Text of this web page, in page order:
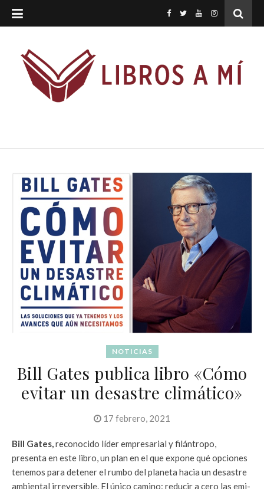
NOTICIAS
Bill Gates publica libro «Cómo
evitar un desastre climático»
17 febrero, 2021
Bill Gates, reconocido líder empresarial y filántropo,
presenta en este libro, un plan en el que expone qué opciones
tenemos para detener el rumbo del planeta hacia un desastre
ambiental irreversible. El único camino: reducir a cero las emi­